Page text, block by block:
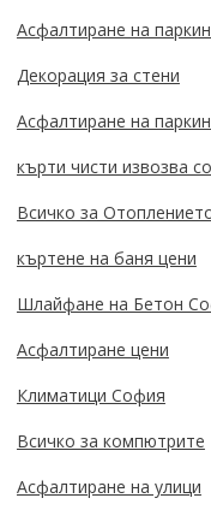
Асфалтиране на
Декорация за стени
Асфалтиране на
кърти чисти извозва
Всичко за
къртене на баня цени
Шлайфане на Бетон
Асфалтиране цени
Климатици София
Всичко за компютрите
Асфалтиране на улици